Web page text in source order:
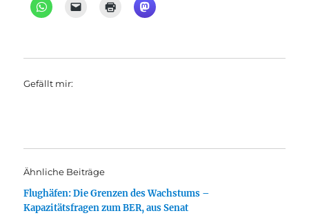
Gefällt mir:
Ähnliche Beiträge
Flughäfen: Die Grenzen des Wachstums –
Kapazitätsfragen zum BER, aus Senat